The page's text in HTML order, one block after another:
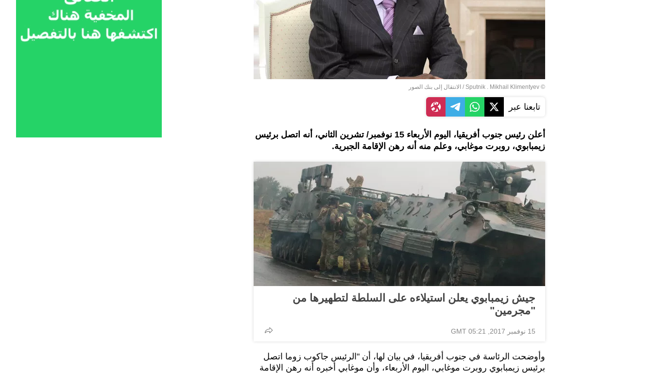
© Sputnik . Mikhail Klimentyev
/ الانتقال إلى بنك الصور
تابعنا عبر
أعلن رئيس جنوب أفريقيا، اليوم الأربعاء 15 نوفمبر/ تشرين الثاني، أنه اتصل برئيس
زيمبابوي، روبرت موغابي، وعلم منه أنه رهن الإقامة الجبرية.
جيش زيمبابوي يعلن استيلاءه على السلطة لتطهيرها من
"مجرمين"
15 نوفمبر 2017, 05:21 GMT
وأوضحت الرئاسة في جنوب أفريقيا، في بيان لها، أن "الرئيس جاكوب زوما اتصل
برئيس زيمبابوي روبرت موغابي، اليوم الأربعاء، وأن موغابي أخبره أنه رهن الإقامة